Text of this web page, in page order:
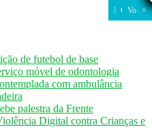
de futebol de base
móvel de odontologia
com ambulância
palestra da Frente
Digital contra Crianças e
Fechar
Fechar
Fechar
CLOSE
CLOSE
CLOSE
CLOSE
CLOSE
CLOSE
CLOSE
CLOSE
FECHAR
CLOSE
CLOSE
Fechar
Fechar
CLOSE
FECHAR
CLOSE
CLOSE
CLOSE
CLOSE
CLOSE
CLOSE
CLOSE
Voltar
×
×